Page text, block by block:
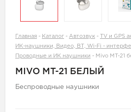
Главная - Каталог - Автозвук -
TV и GPS
ИК-наушники, Видео, ВТ, Wi-Fi -
Проводные и ИК наушники - Mivo MT-21
MIVO MT-21 БЕЛЫЙ
Беспроводные наушники